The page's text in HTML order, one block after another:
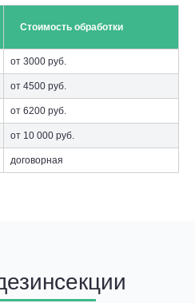
Стоимость обработки
от 3000 руб.
от 4500 руб.
от 6200 руб.
от 10 000 руб.
договорная